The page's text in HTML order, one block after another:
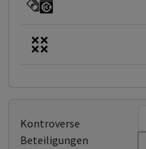
Kontroverse
Beteiligungen